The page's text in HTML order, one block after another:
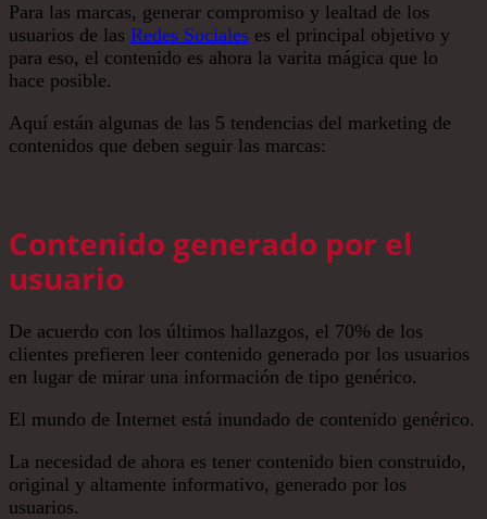
Para las marcas, generar compromiso y lealtad de los
usuarios de las Redes Sociales es el principal objetivo y
para eso, el contenido es ahora la varita mágica que lo
hace posible.
Aquí están algunas de las 5 tendencias del marketing de
contenidos que deben seguir las marcas:
Contenido generado por el
usuario
De acuerdo con los últimos hallazgos, el 70% de los
clientes prefieren leer contenido generado por los usuarios
en lugar de mirar una información de tipo genérico.
El mundo de Internet está inundado de contenido genérico.
La necesidad de ahora es tener contenido bien construido,
original y altamente informativo, generado por los
usuarios.